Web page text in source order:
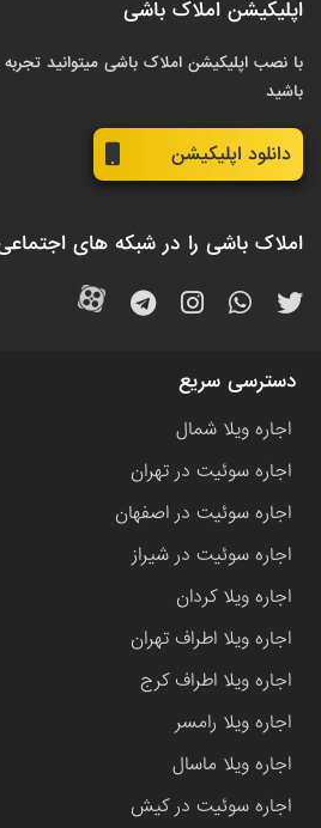
اپلیکیشن املاک باشی
با نصب اپلیکیشن املاک باشی میتوانید
باشید
دانلود اپلیکیشن
املاک باشی را در شبکه های
دسترسی سریع
اجاره ویلا شمال
اجاره سوئیت در تهران
اجاره سوئیت در اصفهان
اجاره سوئیت در شیراز
اجاره ویلا کردان
اجاره ویلا اطراف تهران
اجاره ویلا اطراف کرج
اجاره ویلا رامسر
اجاره ویلا ماسال
اجاره سوئیت در کیش